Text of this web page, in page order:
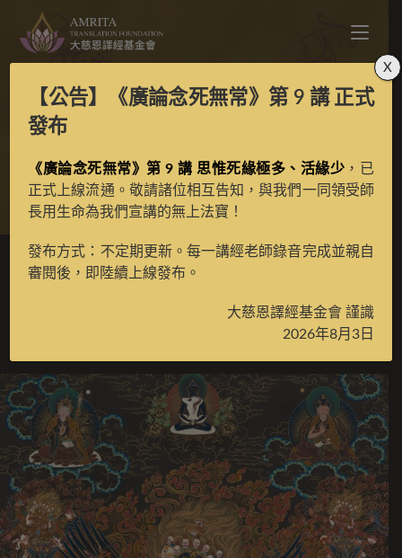
普巴金剛黑金彩唐
> 典藏館 > 典藏唐卡
普巴金剛黑金彩唐
【公告】 《廣論念死無常》第 9 講正式
發布
《廣論念死無常》第 9 講 思惟死緣極多、活緣少 ，已
正式上線流通。敬請諸位相互告知，與我們一同領受師
長用生命為我們宣講的無上法寶！
發布方式：不定期更新。每一講經老師錄音完成並親自
審閱後，即陸續上線發布。
大慈恩譯經基金會 謹識
2026年8月3日
X